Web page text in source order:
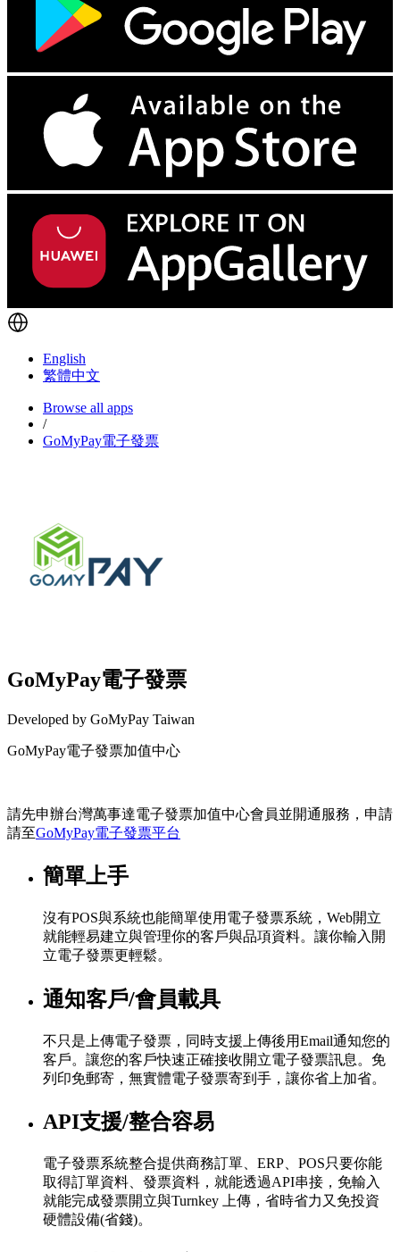
English
繁體中文
Browse all apps
/
GoMyPay電子發票
GoMyPay電子發票
Developed by GoMyPay Taiwan
GoMyPay電子發票加值中心
請先申辦台灣萬事達電子發票加值中心會員並開通服務，申請
請至GoMyPay電子發票平台
簡單上手
沒有POS與系統也能簡單使用電子發票系統，Web開立
就能輕易建立與管理你的客戶與品項資料。讓你輸入開
立電子發票更輕鬆。
通知客戶/會員載具
不只是上傳電子發票，同時支援上傳後用Email通知您的
客戶。讓您的客戶快速正確接收開立電子發票訊息。免
列印免郵寄，無實體電子發票寄到手，讓你省上加省。
API支援/整合容易
電子發票系統整合提供商務訂單、ERP、POS只要你能
取得訂單資料、發票資料，就能透過API串接，免輸入
就能完成發票開立與Turnkey 上傳，省時省力又免投資
硬體設備(省錢)。